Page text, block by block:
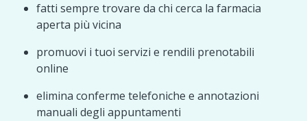
fatti sempre trovare da chi cerca la farmacia
aperta più vicina
promuovi i tuoi servizi e rendili prenotabili
online
elimina conferme telefoniche e annotazioni
manuali degli appuntamenti